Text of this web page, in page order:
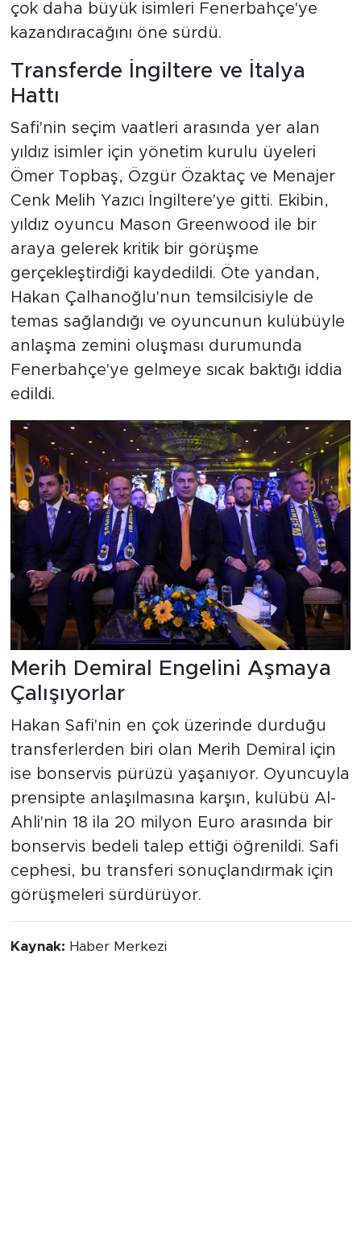
çok daha büyük isimleri Fenerbahçe'ye
kazandıracağını öne sürdü.
Transferde İngiltere ve İtalya
Hattı
Safi'nin seçim vaatleri arasında yer alan
yıldız isimler için yönetim kurulu üyeleri
Ömer Topbaş, Özgür Özaktaç ve Menajer
Cenk Melih Yazıcı İngiltere'ye gitti. Ekibin,
yıldız oyuncu Mason Greenwood ile bir
araya gelerek kritik bir görüşme
gerçekleştirdiği kaydedildi. Öte yandan,
Hakan Çalhanoğlu'nun temsilcisiyle de
temas sağlandığı ve oyuncunun kulübüyle
anlaşma zemini oluşması durumunda
Fenerbahçe'ye gelmeye sıcak baktığı iddia
edildi.
Merih Demiral Engelini Aşmaya
Çalışıyorlar
Hakan Safi'nin en çok üzerinde durduğu
transferlerden biri olan Merih Demiral için
ise bonservis pürüzü yaşanıyor. Oyuncuyla
prensipte anlaşılmasına karşın, kulübü Al-
Ahli'nin 18 ila 20 milyon Euro arasında bir
bonservis bedeli talep ettiği öğrenildi. Safi
cephesi, bu transferi sonuçlandırmak için
görüşmeleri sürdürüyor.
Kaynak: Haber Merkezi